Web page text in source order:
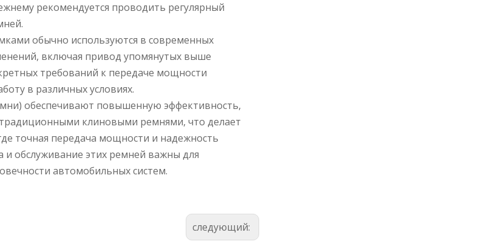
рекомендуется проводить регулярный
обычно используются в современных
включая привод упомянутых выше
требований к передаче мощности
в различных условиях.
обеспечивают повышенную эффективность,
клиновыми ремнями, что делает
точная передача мощности и надежность
обслуживание этих ремней важны для
автомобильных систем.
следующий: